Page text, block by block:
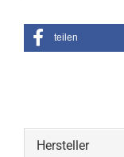
teilen
Hersteller